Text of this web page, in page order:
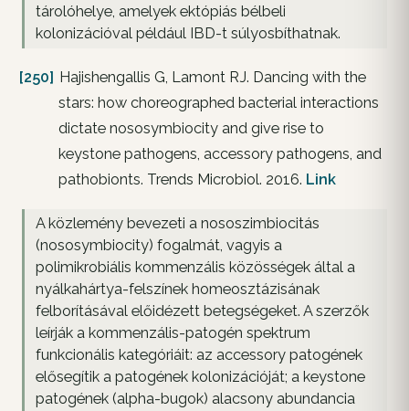
tárolóhelye, amelyek ektópiás bélbeli
kolonizációval például IBD-t súlyosbíthatnak.
[250]
Hajishengallis G, Lamont RJ. Dancing with the
stars: how choreographed bacterial interactions
dictate nososymbiocity and give rise to
keystone pathogens, accessory pathogens, and
pathobionts. Trends Microbiol. 2016. Link
A közlemény bevezeti a nososzimbiocitás
(nososymbiocity) fogalmát, vagyis a
polimikrobiális kommenzális közösségek által a
nyálkahártya-felszínek homeosztázisának
felborításával előidézett betegségeket. A szerzők
leírják a kommenzális-patogén spektrum
funkcionális kategóriáit: az accessory patogének
elősegítik a patogének kolonizációját; a keystone
patogének (alpha-bugok) alacsony abundancia